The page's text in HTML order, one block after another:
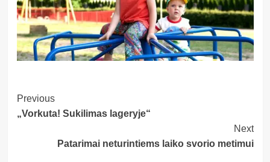
Post
Navigation
Previous
„Vorkuta! Sukilimas lageryje“
Next
Patarimai neturintiems laiko svorio metimui